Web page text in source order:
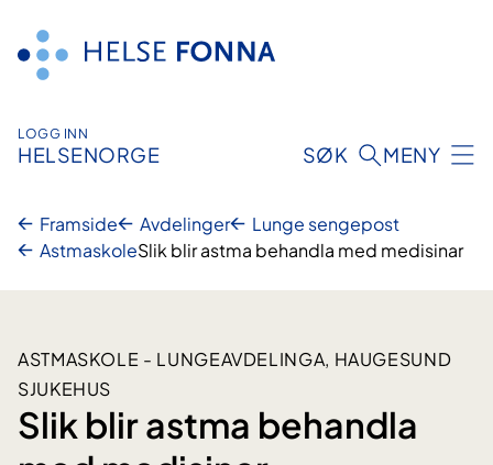
innhald
LOGG INN
HELSENORGE SØK MENY
Framside Avdelinger
Lunge sengepost
AstmaskoleSlik blir astma behandla med medisinar
ASTMASKOLE - LUNGEAVDELINGA, HAUGESUND
SJUKEHUS
Slik blir astma behandla